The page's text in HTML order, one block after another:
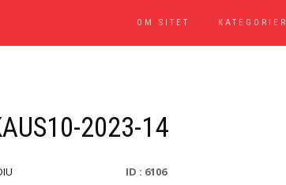
OM SITET KATEGORIER
2023-14
ID : 6106